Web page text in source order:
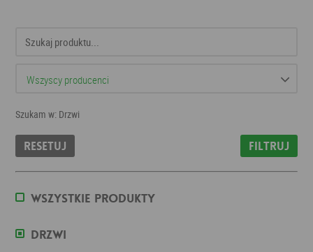
Szukam w: Drzwi
Resetuj Filtruj
Wszystkie produkty
Drzwi